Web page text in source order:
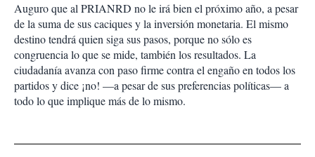
Auguro que al PRIANRD no le irá bien el próximo año, a pesar
de la suma de sus caciques y la inversión monetaria. El mismo
destino tendrá quien siga sus pasos, porque no sólo es
congruencia lo que se mide, también los resultados. La
ciudadanía avanza con paso firme contra el engaño en todos los
partidos y dice ¡no! —a pesar de sus preferencias políticas— a
todo lo que implique más de lo mismo.